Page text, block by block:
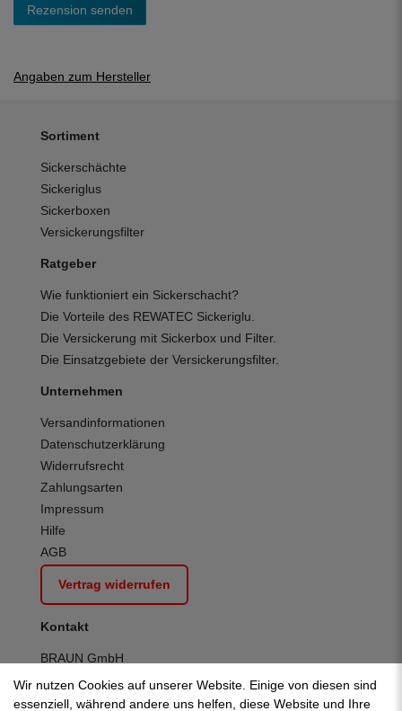
Rezension senden
Angaben zum Hersteller
Sortiment
Sickerschächte
Sickeriglus
Sickerboxen
Versickerungsfilter
Ratgeber
Wie funktioniert ein Sickerschacht?
Die Vorteile des REWATEC Sickeriglu.
Die Versickerung mit Sickerbox und Filter.
Die Einsatzgebiete der Versickerungsfilter.
Unternehmen
Versandinformationen
Datenschutzerklärung
Widerrufsrecht
Zahlungsarten
Impressum
Hilfe
AGB
Vertrag widerrufen
Kontakt
BRAUN GmbH
Wir nutzen Cookies auf unserer Website. Einige von diesen sind
essenziell, während andere uns helfen, diese Website und Ihre